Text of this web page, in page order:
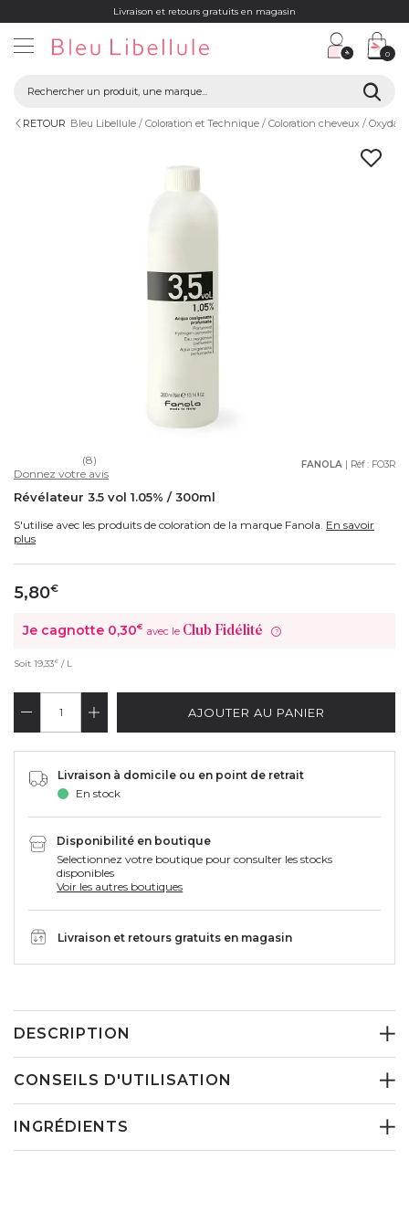
Livraison et retours gratuits en magasin
0
RETOUR Bleu Libellule Coloration et Technique Coloration cheveux
FANOLA | Réf : FO3R
(8)
Donnez votre avis
Révélateur 3.5 vol 1.05% / 300ml
S'utilise avec les produits de coloration de la marque Fanola. En savoir
plus
5,80€
Je cagnotte 0,30€ avec le Club Fidélité ?
Soit 19,33€ / L
AJOUTER AU PANIER
Livraison à domicile ou en point de retrait
En stock
Disponibilité en boutique
Selectionnez votre boutique pour consulter les stocks
disponibles
Voir les autres boutiques
Livraison et retours gratuits en magasin
DESCRIPTION
CONSEILS D'UTILISATION
INGRÉDIENTS